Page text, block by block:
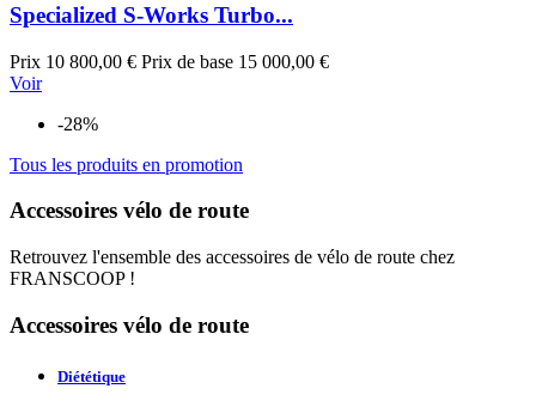
Specialized S-Works Turbo...
Prix 10 800,00 € Prix de base 15 000,00 €
Voir
-28%
Tous les produits en promotion
Accessoires vélo de route
Retrouvez l'ensemble des accessoires de vélo de route chez
FRANSCOOP !
Accessoires vélo de route
Diététique